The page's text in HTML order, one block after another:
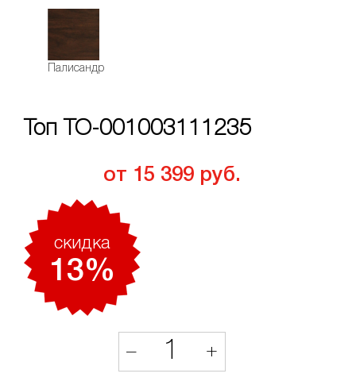
Палисандр
Топ ТО-001003111235
от 15 399 руб.
скидкa
13%
– 1 +